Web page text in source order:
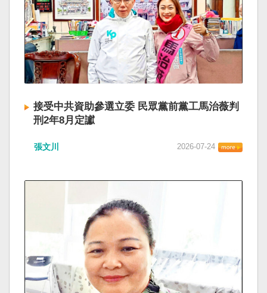
接受中共資助參選立委 民眾黨前黨工馬治薇判
刑2年8月定讞
張文川 2026-07-24